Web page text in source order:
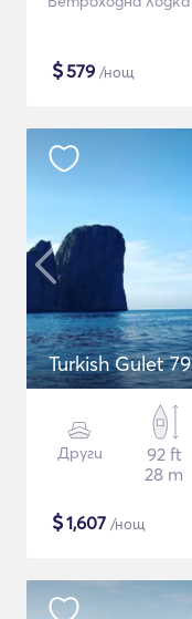
$579 /нощ
Turkish Gulet 79
Други
92 ft
28 m
$1,607 /нощ